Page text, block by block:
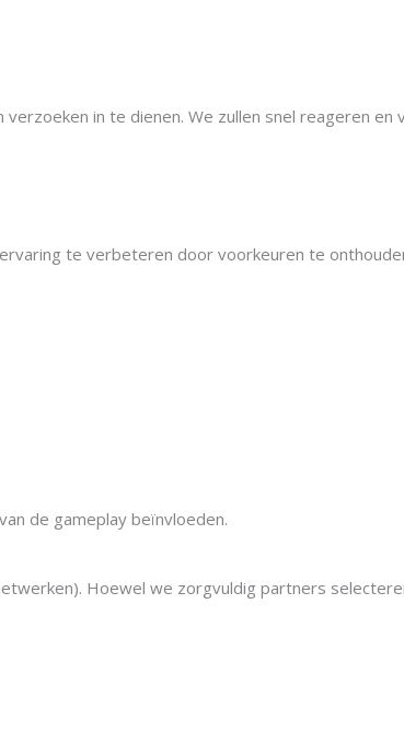
verzoeken in te dienen. We zullen snel reageren en
te verbeteren door voorkeuren te
de gameplay beïnvloeden.
Hoewel we zorgvuldig partners